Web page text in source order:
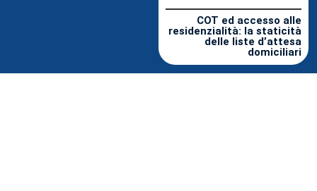
COT ed accesso alle
residenzialità: la staticità
delle liste d’attesa
domiciliari